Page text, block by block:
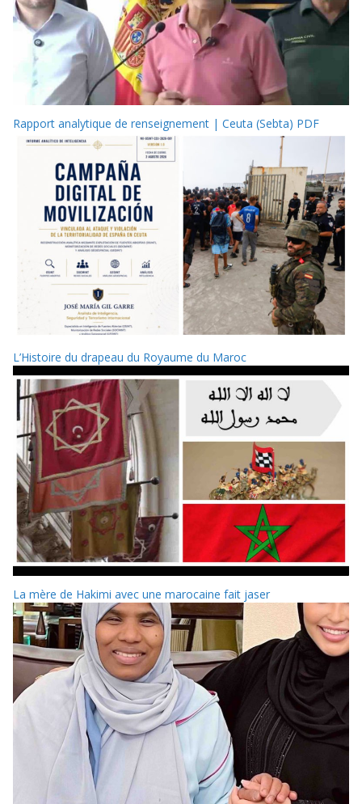
Rapport analytique de renseignement | Ceuta (Sebta) PDF
L’Histoire du drapeau du Royaume du Maroc
La mère de Hakimi avec une marocaine fait jaser